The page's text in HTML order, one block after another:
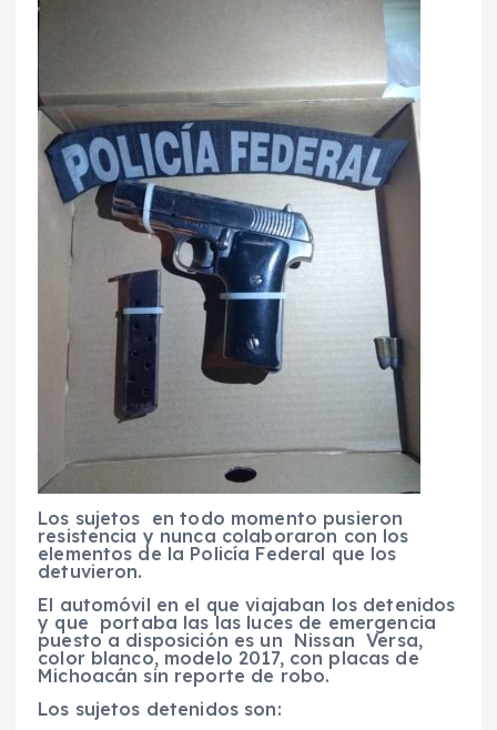
Los sujetos en todo momento pusieron
resistencia y nunca colaboraron con los
elementos de la Policía Federal que los
detuvieron.
El automóvil en el que viajaban los detenidos
y que portaba las las luces de emergencia
puesto a disposición es un Nissan Versa,
color blanco, modelo 2017, con placas de
Michoacán sin reporte de robo.
Los sujetos detenidos son: